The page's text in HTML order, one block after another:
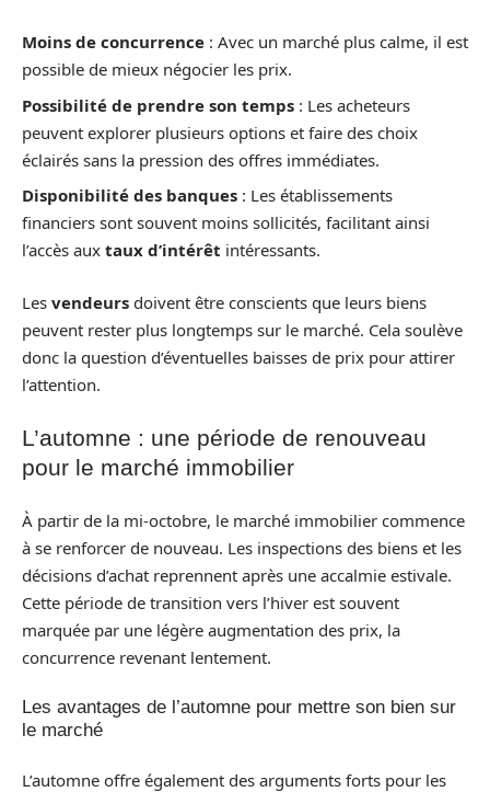
Moins de concurrence : Avec un marché plus calme, il est
possible de mieux négocier les prix.
Possibilité de prendre son temps : Les acheteurs
peuvent explorer plusieurs options et faire des choix
éclairés sans la pression des offres immédiates.
Disponibilité des banques : Les établissements
financiers sont souvent moins sollicités, facilitant ainsi
l’accès aux taux d’intérêt intéressants.
Les vendeurs doivent être conscients que leurs biens
peuvent rester plus longtemps sur le marché. Cela soulève
donc la question d’éventuelles baisses de prix pour attirer
l’attention.
L’automne : une période de renouveau
pour le marché immobilier
À partir de la mi-octobre, le marché immobilier commence
à se renforcer de nouveau. Les inspections des biens et les
décisions d’achat reprennent après une accalmie estivale.
Cette période de transition vers l’hiver est souvent
marquée par une légère augmentation des prix, la
concurrence revenant lentement.
Les avantages de l’automne pour mettre son bien sur
le marché
L’automne offre également des arguments forts pour les